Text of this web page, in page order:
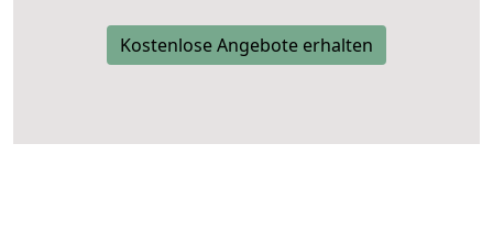
Kostenlose Angebote erhalten